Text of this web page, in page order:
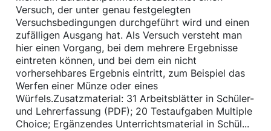
Versuch, der unter genau festgelegten
Versuchsbedingungen durchgeführt wird und einen
zufälligen Ausgang hat. Als Versuch versteht man
hier einen Vorgang, bei dem mehrere Ergebnisse
eintreten können, und bei dem ein nicht
vorhersehbares Ergebnis eintritt, zum Beispiel das
Werfen einer Münze oder eines
Würfels.Zusatzmaterial: 31 Arbeitsblätter in Schüler-
und Lehrerfassung (PDF); 20 Testaufgaben Multiple
Choice; Ergänzendes Unterrichtsmaterial in Schül...